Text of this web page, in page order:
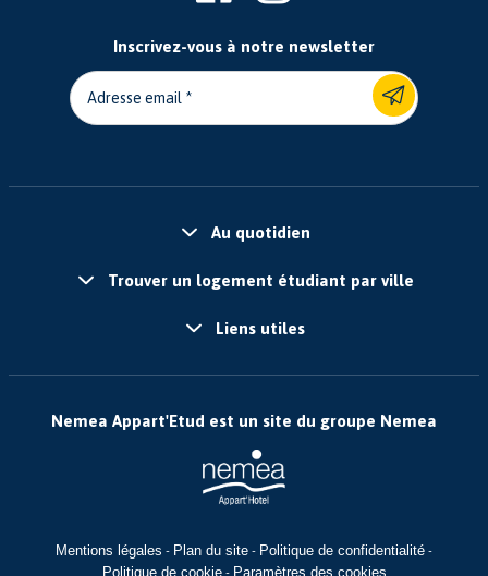
Inscrivez-vous à notre newsletter
Adresse email
Au quotidien
Trouver un logement étudiant par ville
Liens utiles
Nemea Appart'Etud est un site du groupe Nemea
Mentions légales - Plan du site - Politique de confidentialité -
Politique de cookie- Paramètres des cookies